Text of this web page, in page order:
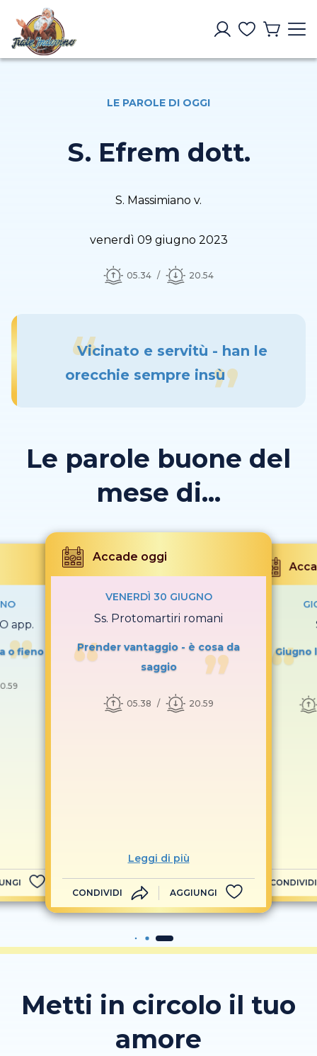
LE PAROLE DI OGGI
S. Efrem dott.
S. Massimiano v.
venerdì 09 giugno 2023
05.34 20.54
Vicinato e servitù - han le
orecchie sempre insù
Le parole buone del
mese di...
app.
o fieno
Accade oggi
VENERDÌ 30 GIUGNO
Ss. Protomartiri romani
Prender vantaggio - è cosa da
saggio
05.38 20.59
Leggi di più
CONDIVIDI AGGIUNGI
Giugno
CONDIVIDI
Metti in circolo il tuo
amore